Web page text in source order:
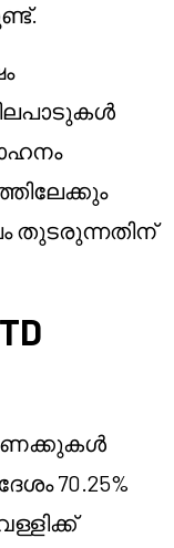
തുടരുന്നതിന്
70.25%